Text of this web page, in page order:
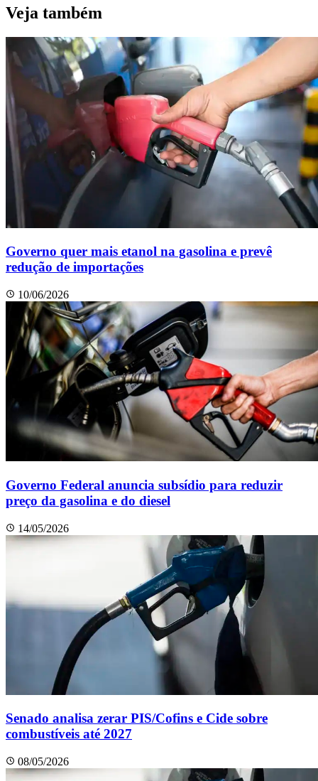
Veja também
Governo quer mais etanol na gasolina e prevê
redução de importações
10/06/2026
Governo Federal anuncia subsídio para reduzir
preço da gasolina e do diesel
14/05/2026
Senado analisa zerar PIS/Cofins e Cide sobre
combustíveis até 2027
08/05/2026